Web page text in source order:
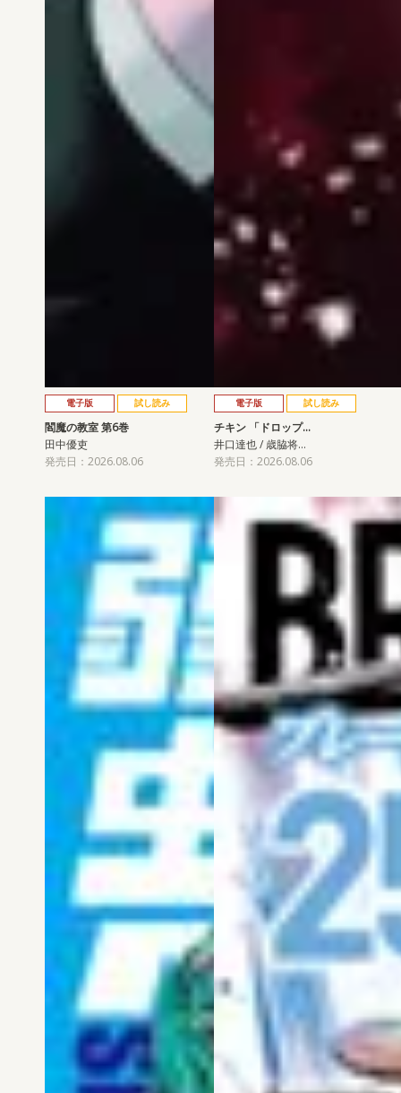
電子版 試し読み
閻魔の教室 第6巻
田中優吏
発売日：2026.08.06
電子版 試し読み
チキン 「ドロップ…
井口達也 / 歳脇将…
発売日：2026.08.06